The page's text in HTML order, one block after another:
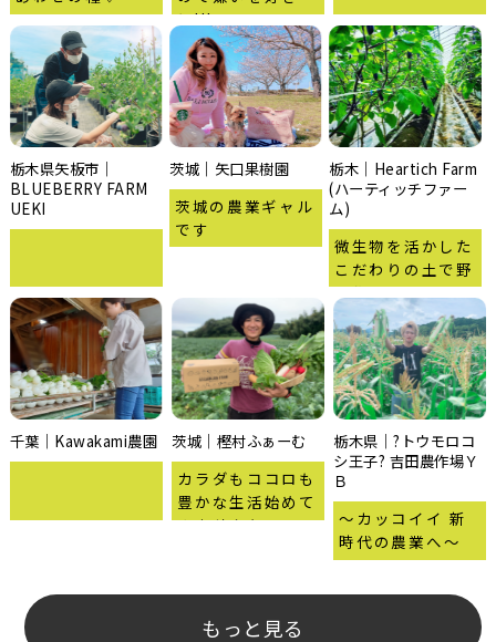
に!!!
栃木県矢板市｜
BLUEBERRY FARM
UEKI
茨城｜矢口果樹園
茨城の農業ギャル
です
栃木｜Heartich Farm
(ハーティッチファー
ム)
微生物を活かした
こだわりの土で野
菜作り！
千葉｜Kawakami農園
茨城｜樫村ふぁーむ
カラダもココロも
豊かな生活始めて
みませんか？
栃木県｜?トウモロコ
シ王子? 吉田農作場Ｙ
Ｂ
〜カッコイイ 新
時代の農業へ〜
もっと見る